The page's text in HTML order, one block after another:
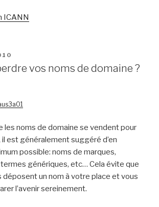
ICANN
vos noms de domaine ?
les noms de domaine se vendent pour
est généralement suggéré d’en
possible: noms de marques,
génériques, etc… Cela évite que
un nom à votre place et vous
l’avenir sereinement.